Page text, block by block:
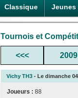
Classique Jeunes
Tournois et
<<< 2009
Vichy TH3 - Le dimanche
Joueurs : 88